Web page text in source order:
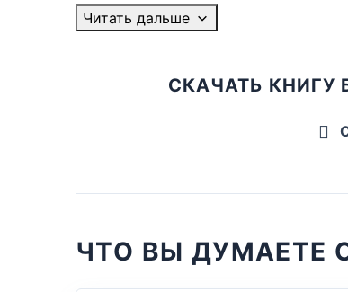
Читать дальше
СКАЧАТЬ КНИГУ
ЧТО ВЫ ДУМАЕТЕ